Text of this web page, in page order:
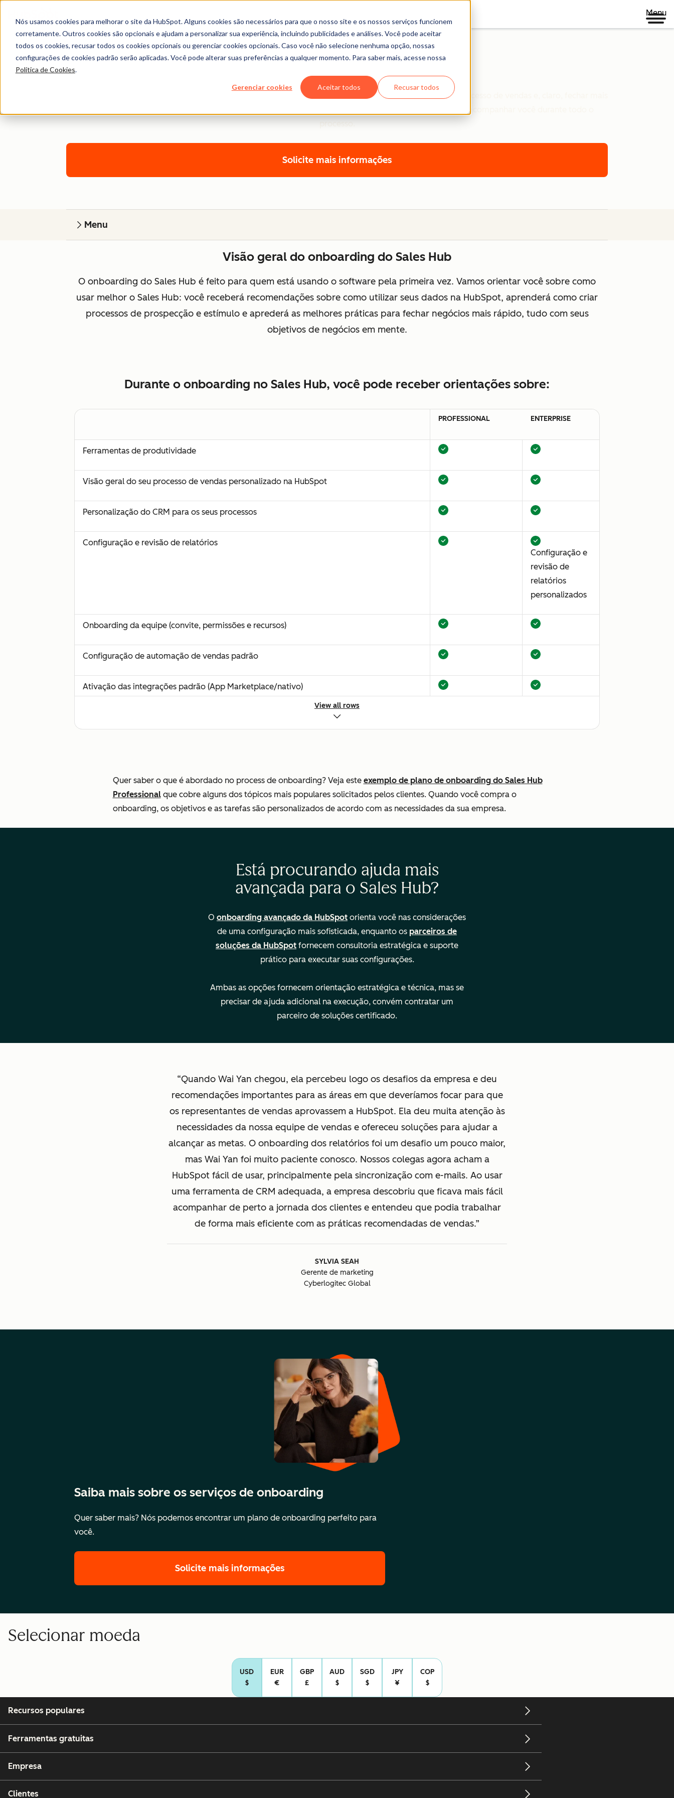
Nós usamos cookies para melhorar o site da HubSpot. Alguns cookies são necessários para que o nosso site e os nossos serviços funcionem
corretamente. Outros cookies são opcionais e ajudam a personalizar sua experiência, incluindo publicidades e análises. Você pode aceitar
todos os cookies, recusar todos os cookies opcionais ou gerenciar cookies opcionais. Caso você não selecione nenhuma opção, nossas
configurações de cookies padrão serão aplicadas. Você pode alterar suas preferências a qualquer momento. Para saber mais, acesse nossa
Política de Cookies.
Gerenciar cookies Aceitar todos Recusar todos
Menu
Onboarding do Sales Hub
Tenha uma consultoria técnica para implementar o Sales Hub e orientações para simplificar e ampliar seu processo de vendas e, claro, fechar mais
negócios. Com um plano de onboarding alinhado às metas e outras tecnologias da sua empresa, vamos acompanhar você durante todo o
Solicite mais informações
Menu
Visão geral do onboarding do Sales Hub
O onboarding do Sales Hub é feito para quem está usando o software pela primeira vez. Vamos orientar você sobre como
usar melhor o Sales Hub: você receberá recomendações sobre como utilizar seus dados na HubSpot, aprenderá como criar
processos de prospecção e estímulo e aprederá as melhores práticas para fechar negócios mais rápido, tudo com seus
objetivos de negócios em mente.
Durante o onboarding no Sales Hub, você pode receber orientações sobre:
PROFESSIONAL ENTERPRISE
Ferramentas de produtividade
Visão geral do seu processo de vendas personalizado na HubSpot
Personalização do CRM para os seus processos
Configuração e revisão de relatórios
Configuração e
revisão de
relatórios
personalizados
Onboarding da equipe (convite, permissões e recursos)
Configuração de automação de vendas padrão
Ativação das integrações padrão (App Marketplace/nativo)
Características principais
$1.500
Modalidade:
remota
$3.500
View all rows
Quer saber o que é abordado no process de onboarding? Veja este exemplo de plano de onboarding do Sales Hub
Professionalque cobre alguns dos tópicos mais populares solicitados pelos clientes. Quando você compra o
onboarding, os objetivos e as tarefas são personalizados de acordo com as necessidades da sua empresa.
Está procurando ajuda mais
avançada para o Sales Hub?
O onboarding avançado da HubSpot orienta você nas considerações
de uma configuração mais sofisticada, enquanto os parceiros de
soluções da HubSpot fornecem consultoria estratégica e suporte
prático para executar suas configurações.
Ambas as opções fornecem orientação estratégica e técnica, mas se
precisar de ajuda adicional na execução, convém contratar um
parceiro de soluções certificado.
Quando Wai Yan chegou, ela percebeu logo os desafios da empresa e deu
recomendações importantes para as áreas em que deveríamos focar para que
os representantes de vendas aprovassem a HubSpot. Ela deu muita atenção às
necessidades da nossa equipe de vendas e ofereceu soluções para ajudar a
alcançar as metas. O onboarding dos relatórios foi um desafio um pouco maior,
mas Wai Yan foi muito paciente conosco. Nossos colegas agora acham a
HubSpot fácil de usar, principalmente pela sincronização com e-mails. Ao usar
uma ferramenta de CRM adequada, a empresa descobriu que ficava mais fácil
acompanhar de perto a jornada dos clientes e entendeu que podia trabalhar
de forma mais eficiente com as práticas recomendadas de vendas.
SYLVIA SEAH
Gerente de marketing
Cyberlogitec Global
Saiba mais sobre os serviços de onboarding
Quer saber mais? Nós podemos encontrar um plano de onboarding perfeito para
você.
Solicite mais informações
Selecionar moeda
USD
$
EUR
€
GBP
£
AUD
$
SGD
$
JPY
¥
COP
$
Recursos populares
Ferramentas gratuitas
Empresa
Clientes